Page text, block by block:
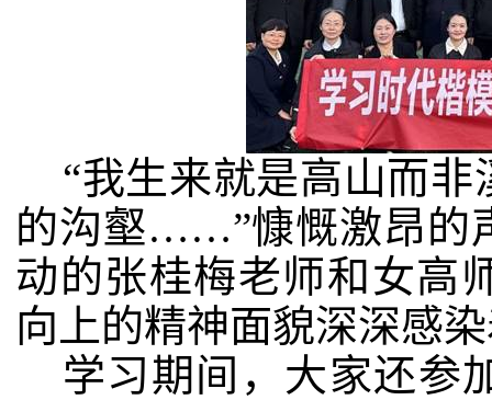
“我生来就是高山而
的沟壑……”慷慨激昂的
动的张桂梅老师和女高
向上的精神面貌深深感
学习期间，大家还参